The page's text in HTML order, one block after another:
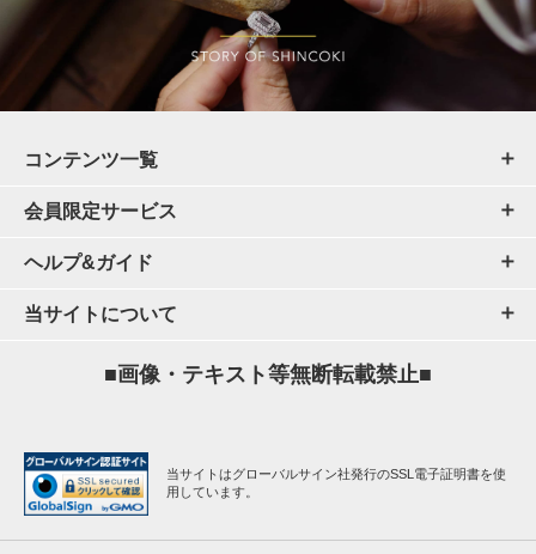
コンテンツ一覧
会員限定サービス
ヘルプ&ガイド
当サイトについて
■画像・テキスト等無断転載禁止■
当サイトはグローバルサイン社発行のSSL電子証明書を使
用しています。